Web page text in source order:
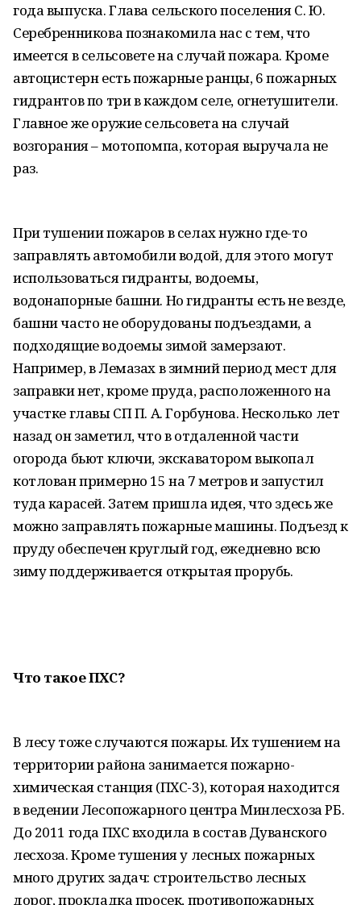
года выпуска. Глава сельского поселения С. Ю.
Серебренникова познакомила нас с тем, что
имеется в сельсовете на случай пожара. Кроме
автоцистерн есть пожарные ранцы, 6 пожарных
гидрантов по три в каждом селе, огнетушители.
Главное же оружие сельсовета на случай
возгорания – мотопомпа, которая выручала не
раз.
При тушении пожаров в селах нужно где-то
заправлять автомобили водой, для этого могут
использоваться гидранты, водоемы,
водонапорные башни. Но гидранты есть не везде,
башни часто не оборудованы подъездами, а
подходящие водоемы зимой замерзают.
Например, в Лемазах в зимний период мест для
заправки нет, кроме пруда, расположенного на
участке главы СП П. А. Горбунова. Несколько лет
назад он заметил, что в отдаленной части
огорода бьют ключи, экскаватором выкопал
котлован примерно 15 на 7 метров и запустил
туда карасей. Затем пришла идея, что здесь же
можно заправлять пожарные машины. Подъезд к
пруду обеспечен круглый год, ежедневно всю
зиму поддерживается открытая прорубь.
Что такое ПХС?
В лесу тоже случаются пожары. Их тушением на
территории района занимается пожарно-
химическая станция (ПХС-3), которая находится
в ведении Лесопожарного центра Минлесхоза РБ.
До 2011 года ПХС входила в состав Дуванского
лесхоза. Кроме тушения у лесных пожарных
много других задач: строительство лесных
дорог, прокладка просек, противопожарных